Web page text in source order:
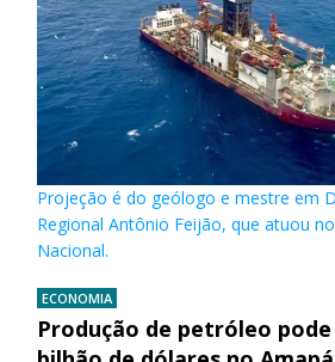
Projeção é do geólogo e mestre em
Regional Antônio Feijão, que atuou
Nacional.
ECONOMIA
Produção de petróleo